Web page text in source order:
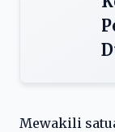
Mewakili